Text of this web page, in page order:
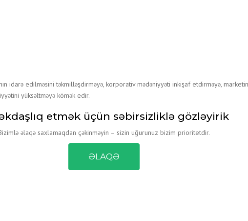
idarə edilməsini təkmilləşdirməyə, korporativ mədəniyyəti inkişaf etdirməyə,
yüksəltməyə kömək edir.
etmək üçün səbirsizliklə gözləyirik
əlaqə saxlamaqdan çəkinməyin – sizin uğurunuz bizim prioritetdir.
ƏLAQƏ